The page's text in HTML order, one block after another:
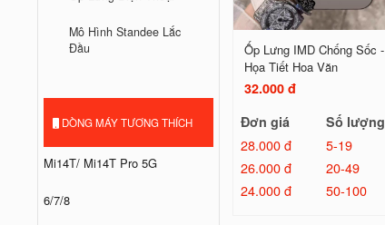
Mô Hình Standee Lắc
Đầu
DÒNG MÁY TƯƠNG THÍCH
Mi14T/ Mi14T Pro 5G
6/7/8
Ốp Lưng IMD Chống Sốc -
Họa Tiết Hoa Văn
32.000 đ
Đơn giá
Số lượng
28.000 đ
5-19
26.000 đ
20-49
24.000 đ
50-100